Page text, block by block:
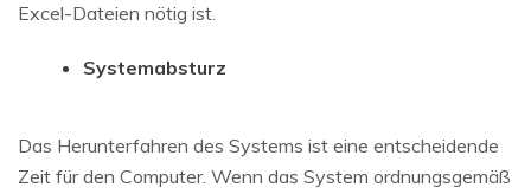
Excel-Dateien nötig ist.
Systemabsturz
Das Herunterfahren des Systems ist eine entscheidende
Zeit für den Computer. Wenn das System ordnungsgemäß